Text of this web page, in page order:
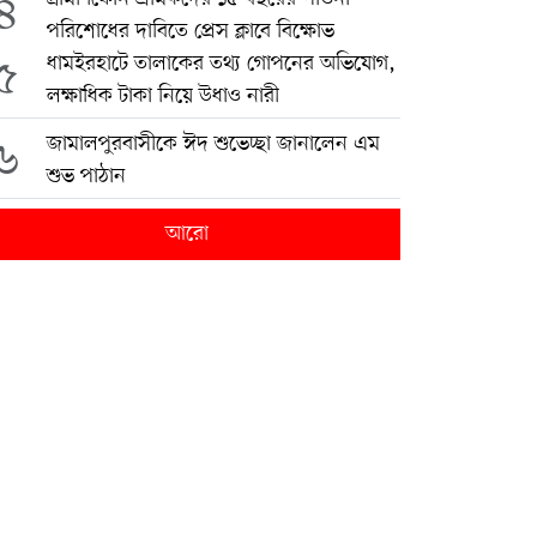
পরিশোধের দাবিতে প্রেস ক্লাবে বিক্ষোভ
ধামইরহাটে তালাকের তথ্য গোপনের অভিযোগ,
লক্ষাধিক টাকা নিয়ে উধাও নারী
জামালপুরবাসীকে ঈদ শুভেচ্ছা জানালেন এম
শুভ পাঠান
আরো